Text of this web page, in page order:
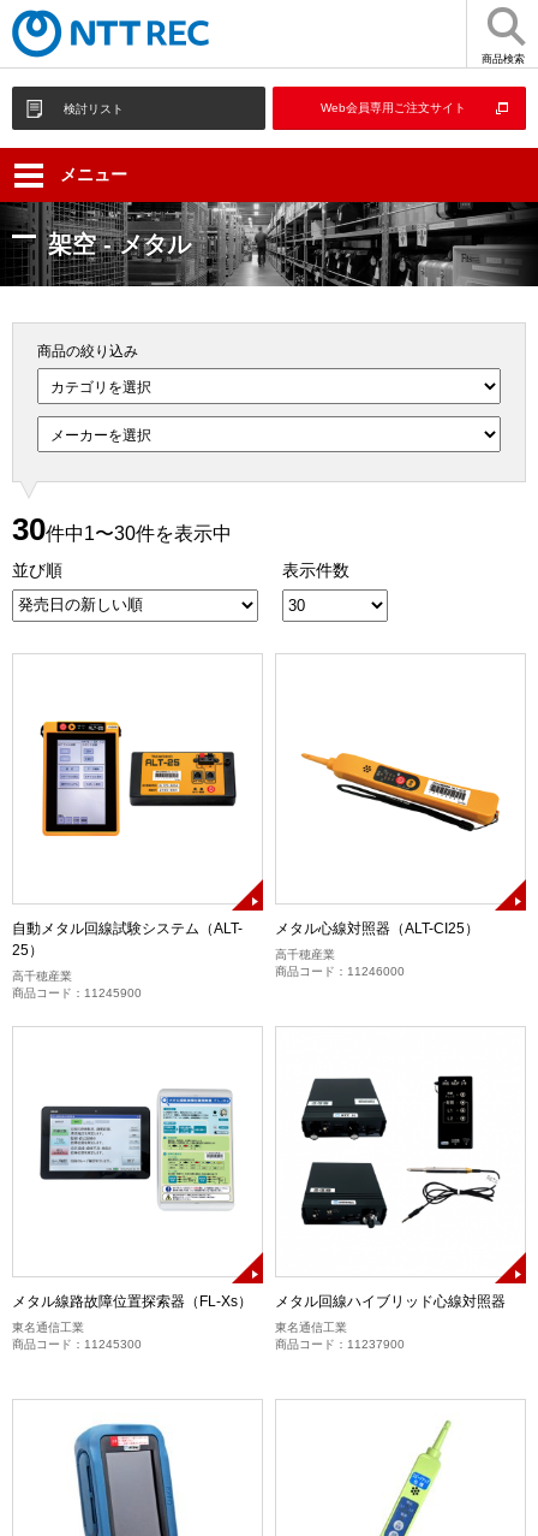
商品検索
検討リスト Web会員専用ご注文サイト
メニュー
架空 - メタル
商品の絞り込み
30件中1〜30件を表示中
並び順 表示件数
自動メタル回線試験システム（ALT-
25）
高千穂産業
商品コード：11245900
メタル心線対照器（ALT-CI25）
高千穂産業
商品コード：11246000
メタル線路故障位置探索器（FL-Xs）
東名通信工業
商品コード：11245300
メタル回線ハイブリッド心線対照器
東名通信工業
商品コード：11237900